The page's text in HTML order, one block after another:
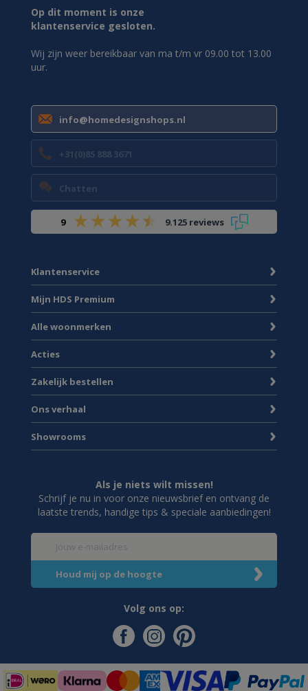
Op dit moment is onze
klantenservice gesloten.
Wij zijn weer bereikbaar van ma t/m vr 09.00 tot 13.00
uur.
info@homedesignshops.nl
+31(0)85 888 3671
Chatten
9 9.125 reviews
Klantenservice
Mijn HDS Premium
Alle woonmerken
Acties
Zakelijk bestellen
Ons verhaal
Showrooms
Als je niets wilt missen!
Schrijf je nu in voor onze nieuwsbrief en ontvang de
laatste trends, handige tips & speciale aanbiedingen!
Volg ons op: